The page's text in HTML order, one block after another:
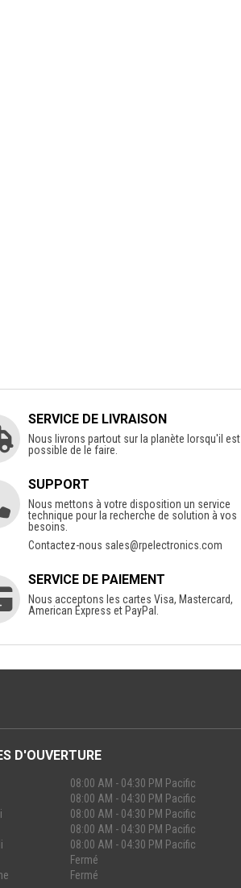
SERVICE DE LIVRAISON
Nous livrons partout sur la planète lorsqu'il est
possible de le faire.
SUPPORT
Nous mettons à votre disposition un service
technique pour la recherche de solution à vos
besoins.
Contactez-nous sales@rpelectronics.com
SERVICE DE PAIEMENT
Nous acceptons les cartes Visa, Mastercard,
American Express et PayPal.
D'OUVERTURE
08:00 AM - 04:30 PM Pacific
08:00 AM - 04:30 PM Pacific
08:00 AM - 04:30 PM Pacific
08:00 AM - 04:30 PM Pacific
08:00 AM - 04:30 PM Pacific
Fermé
Fermé